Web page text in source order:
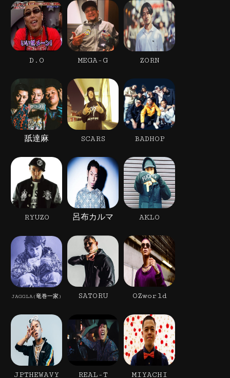
D.O MEGA-G ZORN
舐達麻 SCARS BADHOP
RYUZO 呂布カルマ AKLO
JAGGLA(竜巻一家) SATORU OZworld
JPTHEWAVY REAL-T MIYACHI